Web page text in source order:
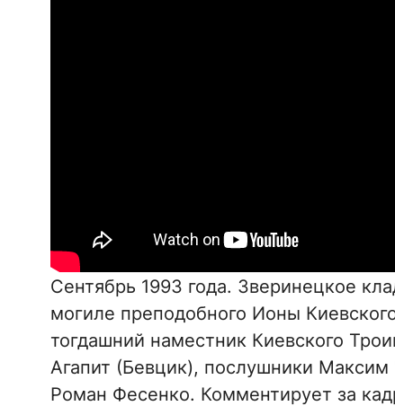
Сентябрь 1993 года. Зверинецкое
могиле преподобного Ионы
тогдашний наместник Киевского
Агапит (Бевцик), послушники
Роман Фесенко. Комментирует за